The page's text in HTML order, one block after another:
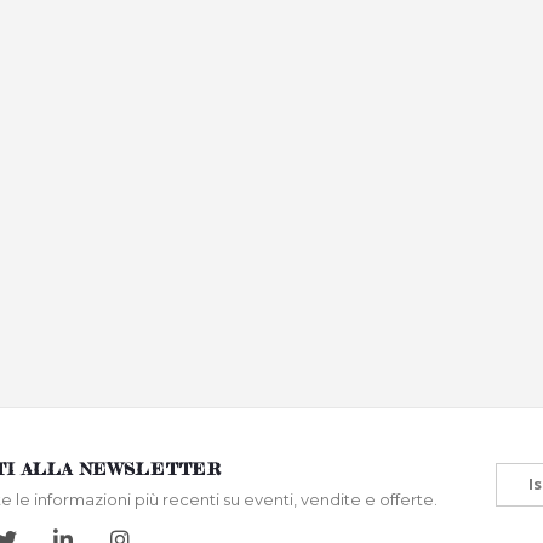
ALLA NEWSLETTER
le informazioni più recenti su eventi, vendite e offerte.